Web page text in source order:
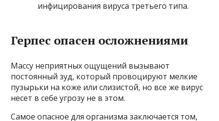
инфицирования вируса третьего типа.
Герпес опасен осложнениями
Массу неприятных ощущений вызывают
постоянный зуд, который провоцируют мелкие
пузырьки на коже или слизистой, но все же вирус
несет в себе угрозу не в этом.
Самое опасное для организма заключается том,